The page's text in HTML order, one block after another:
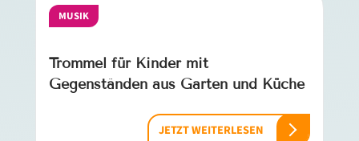
MUSIK
Trommel für Kinder mit
Gegenständen aus Garten und Küche
JETZT WEITERLESEN